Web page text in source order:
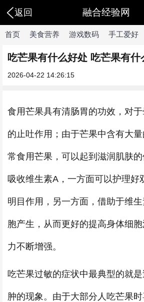
返回 融合经验网
首页 美食营养 游戏数码 手工爱好
吃芒果有什么好处 吃芒果有什
2026-04-22 14:26:15
食用芒果具有清肠胃的功效，对
的止吐作用；由于芒果中含有大
常食用芒果，可以起到滋润肌肤
吸收维生素A，一方面可以护理好
明目作用，另一方面，借助于维
胞产生，从而更好的提高身体细
力不断增强。
吃芒果过敏的症状中最典型的就
肿的现象。由于大部分人吃芒果